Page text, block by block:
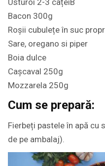
Bacon 300g
Roșii cubulețe în suc
Sare, oregano si piper
Boia dulce
Cașcaval 250g
Mozzarela 250g
Cum se prepară:
Fierbeți pastele în apă
de pe ambalaj).